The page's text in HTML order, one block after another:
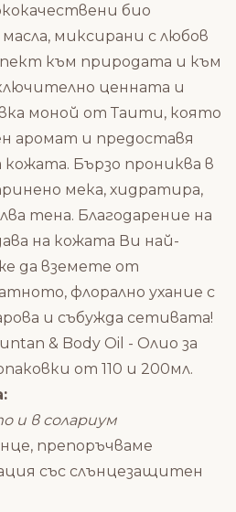
био
миксирани с любов
към природата и към
ценната и
моной от Таити, която
аромат и предоставя
Бързо прониква в
мека, хидратира,
тена. Благодарение на
на кожата Ви най-
да вземете от
флорално ухание с
и събужда сетивата!
& Body Oil - Олио за
от 110 и 200мл.
и в солариум
препоръчваме
със слънцезащитен